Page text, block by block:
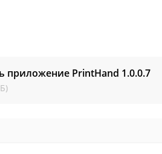
приложение PrintHand 1.0.0.7